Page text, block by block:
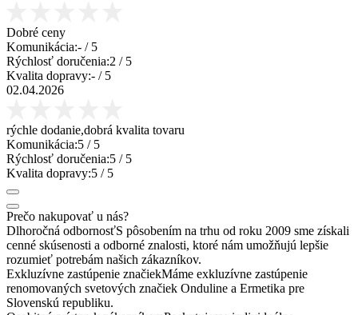
Dobré ceny
Komunikácia:- / 5
Rýchlosť doručenia:2 / 5
Kvalita dopravy:- / 5
02.04.2026
rýchle dodanie,dobrá kvalita tovaru
Komunikácia:5 / 5
Rýchlosť doručenia:5 / 5
Kvalita dopravy:5 / 5
Prečo nakupovať u nás?
Dlhoročná odbornosťS pôsobením na trhu od roku 2009 sme získali
cenné skúsenosti a odborné znalosti, ktoré nám umožňujú lepšie
rozumieť potrebám našich zákazníkov.
Exkluzívne zastúpenie značiekMáme exkluzívne zastúpenie
renomovaných svetových značiek Onduline a Ermetika pre
Slovenskú republiku.